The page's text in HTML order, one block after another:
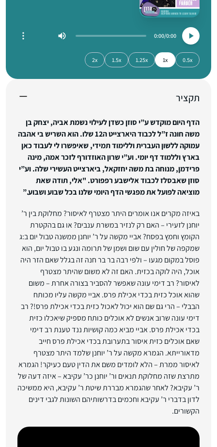
0:00
0:00
0.5x
1x
1.25x
1.5x
2x
תקציר
הדף היום מוקדש ע”י סוזן כשדן לעילוי נשמת אביה, יצחק בן
משה חונה ז”ל לכבוד היארצייט ה12 שלו. הוא השריש בי אהבה
עמוקה ללשון העברית וללימוד תמידי, שאיפשרו לי לעבוד כאן
בארץ וללמוד דף יומי. וע”י שרון האוזדורף לזכר אמה, מינה
פרידמן, מנוחה בת משה יחזקאל, ביארצייט העשירי שלה. וע”י
סוזן שאבסלז לכבוד אלישבע רפפורט. "אלי, תודה שאת
מוציאה לפועל את מפגשי הדף היומי שלנו בכל שבוע ושבוע.”
באיזה מקרים אנו אומרים היתר מצטרף לאיסור? מחלוקת בין ר’
יוחנן לזעירי – האם רק לנזיר במשרת ענבים? או גם בהקטרת
הקומץ וחמץ בפסח? אביי מקשה על ר’ יוחנן ממשנה טבול יום ב:ג
שמקפה של חולין עם שום ושמן של תרומה ונגע בו טבול יום, הוא
פוסל במקום מגעו – ולפי רבה בר בר חנה זה בגלל שאם הזר היה
אוכל, היה לוקה בכזית. האם זה לא משום שהיתר מצטרף
לאיסור? רב דימי עונה שאפשר להסביר בצורה אחרת – משום
שהוא אוכל כזית בכדי אכילת פרס. אביי מקשה עליו מכותח
הבבלי – הרי גם שם הוא יכול לאכול כזית בכדי אכילת פרס!? רב
דימי עונה שרוב אנשים לא אוכלים כותח מספיק שיאכלו כזית
בכדי אכילת פרס. אביי מביא כמה קושיות ננד טענת רב דימי
שאם אוכלים כזית איסור בתערובת בכדי אכילת פרס חייב
מדאורייתא. הגמרא מקשה על ר’ יוחנן שלמד היתר מצטרף
לאיסור ממרת – הלא לומדים משם את הדין טעם כעיקר! הגמרא
מתרצת שזה מחלוקת תנאים ור’ יוחנן כר’ עקיבא – איזה דעה של
ר’ עקיבא? לאחר שהגמרא מבררת שיטת ר’ עקיבא, היא ממשיכה
לדון בדברי ר’ עקיבא וחכמים בדרשותיהם השונות לגבי דינים
הקשורים.